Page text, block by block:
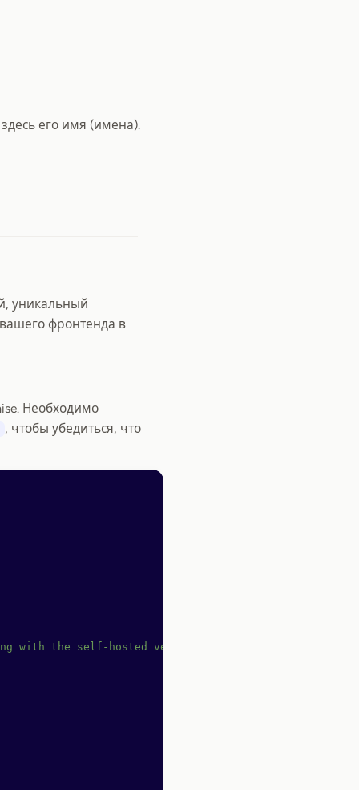
его имя (имена).
уникальный
фронтенда в
Необходимо
, чтобы убедиться, что
with the self-hosted version of OpenReplay